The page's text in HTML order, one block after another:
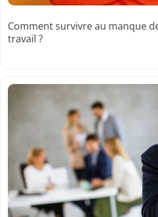
Comment survivre au manque
travail ?